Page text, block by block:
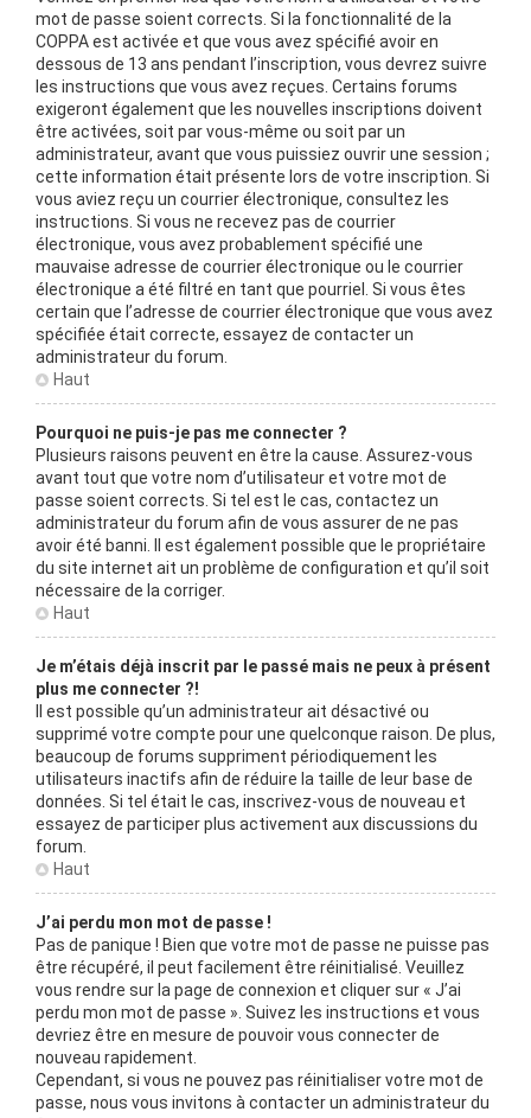
mot de passe soient corrects. Si la fonctionnalité de la
COPPA est activée et que vous avez spécifié avoir en
dessous de 13 ans pendant l’inscription, vous devrez suivre
les instructions que vous avez reçues. Certains forums
exigeront également que les nouvelles inscriptions doivent
être activées, soit par vous-même ou soit par un
administrateur, avant que vous puissiez ouvrir une session ;
cette information était présente lors de votre inscription. Si
vous aviez reçu un courrier électronique, consultez les
instructions. Si vous ne recevez pas de courrier
électronique, vous avez probablement spécifié une
mauvaise adresse de courrier électronique ou le courrier
électronique a été filtré en tant que pourriel. Si vous êtes
certain que l’adresse de courrier électronique que vous avez
spécifiée était correcte, essayez de contacter un
administrateur du forum.
Haut
Pourquoi ne puis-je pas me connecter ?
Plusieurs raisons peuvent en être la cause. Assurez-vous
avant tout que votre nom d’utilisateur et votre mot de
passe soient corrects. Si tel est le cas, contactez un
administrateur du forum afin de vous assurer de ne pas
avoir été banni. Il est également possible que le propriétaire
du site internet ait un problème de configuration et qu’il soit
nécessaire de la corriger.
Haut
Je m’étais déjà inscrit par le passé mais ne peux à présent
plus me connecter ?!
Il est possible qu’un administrateur ait désactivé ou
supprimé votre compte pour une quelconque raison. De plus,
beaucoup de forums suppriment périodiquement les
utilisateurs inactifs afin de réduire la taille de leur base de
données. Si tel était le cas, inscrivez-vous de nouveau et
essayez de participer plus activement aux discussions du
forum.
Haut
J’ai perdu mon mot de passe !
Pas de panique ! Bien que votre mot de passe ne puisse pas
être récupéré, il peut facilement être réinitialisé. Veuillez
vous rendre sur la page de connexion et cliquer sur « J’ai
perdu mon mot de passe ». Suivez les instructions et vous
devriez être en mesure de pouvoir vous connecter de
nouveau rapidement.
Cependant, si vous ne pouvez pas réinitialiser votre mot de
passe, nous vous invitons à contacter un administrateur du